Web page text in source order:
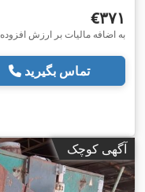
‎€۳۷۱
VB به اضافه مالیات بر ارزش افزوده
تماس بگیرید
آگهی کوچک